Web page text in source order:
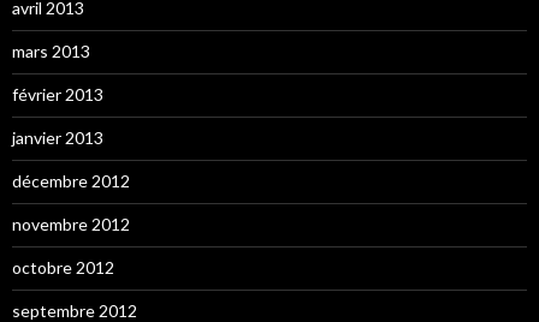
avril 2013
mars 2013
février 2013
janvier 2013
décembre 2012
novembre 2012
octobre 2012
septembre 2012